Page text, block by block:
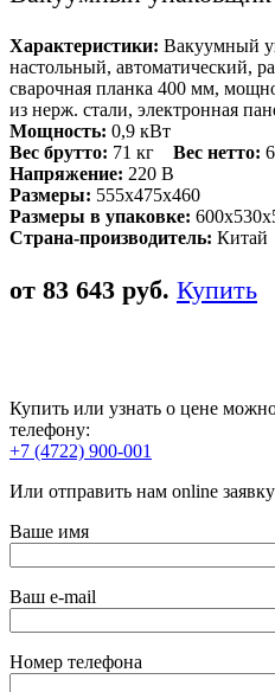
Характеристики: Вакуумный
настольный, автоматический,
сварочная планка 400 мм,
из нерж. стали, электронная
Мощность: 0,9 кВт
Вес брутто: 71 кг Вес нетто:
Напряжение: 220 В
Размеры: 555x475x460
Размеры в упаковке:
Страна-производитель: Китай
от 83 643 руб. Купить
Купить или узнать о цене
телефону:
+7 (4722) 900-001
Или отправить нам online
Ваше имя
Ваш e-mail
Номер телефона